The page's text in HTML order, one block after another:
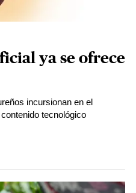
ya se ofrece
incursionan en el
tecnológico